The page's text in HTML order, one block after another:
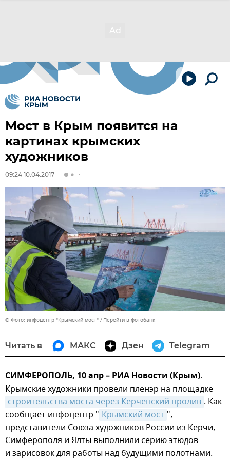
Мост в Крым появится на
картинах крымских
художников
09:24 10.04.2017
© Фото: инфоцентр "Крымский мост" Перейти в фотобанк
Читать в МАКС Дзен Telegram
СИМФЕРОПОЛЬ, 10 апр – РИА Новости (Крым).
Крымские художники провели пленэр на площадке
строительства моста через Керченский пролив . Как
сообщает инфоцентр " Крымский мост ",
представители Союза художников России из Керчи,
Симферополя и Ялты выполнили серию этюдов
и зарисовок для работы над будущими полотнами.